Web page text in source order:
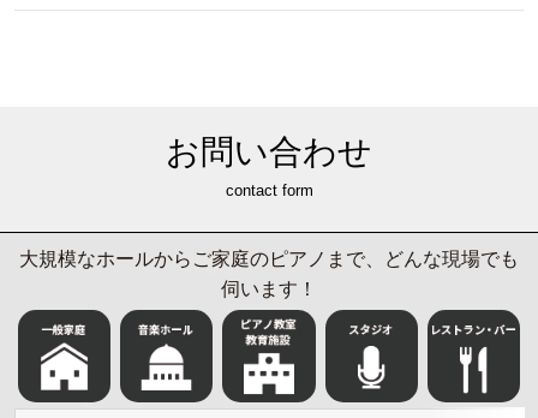
お問い合わせ
contact form
大規模なホールからご家庭のピアノまで、どんな現場でも
伺います！